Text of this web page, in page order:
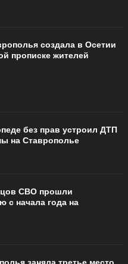
создала в Осетии
прописке жителей
без прав устроил ДТП
на Ставрополье
СВО прошли
с начала года на